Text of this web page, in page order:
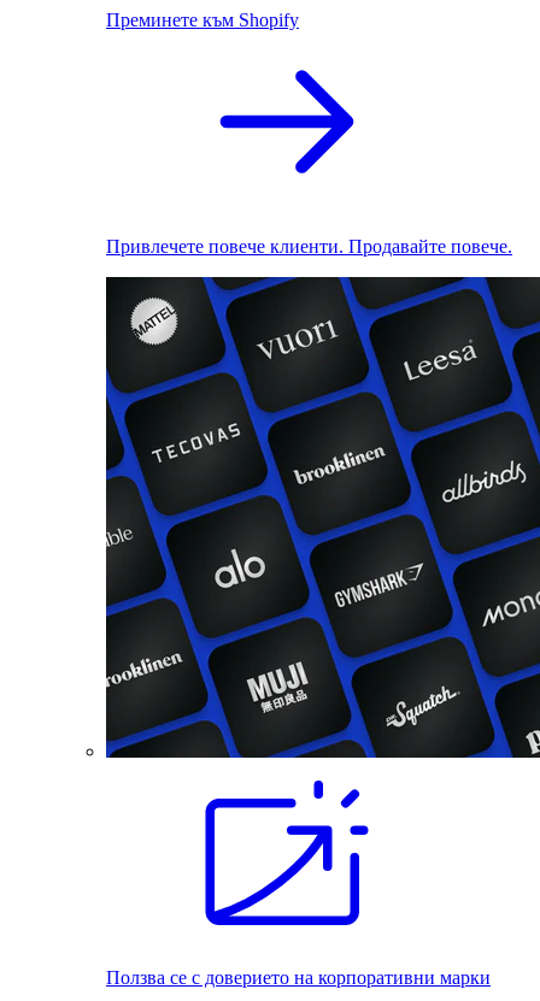
Преминете към Shopify
Привлечете повече клиенти. Продавайте повече.
Ползва се с доверието на корпоративни марки